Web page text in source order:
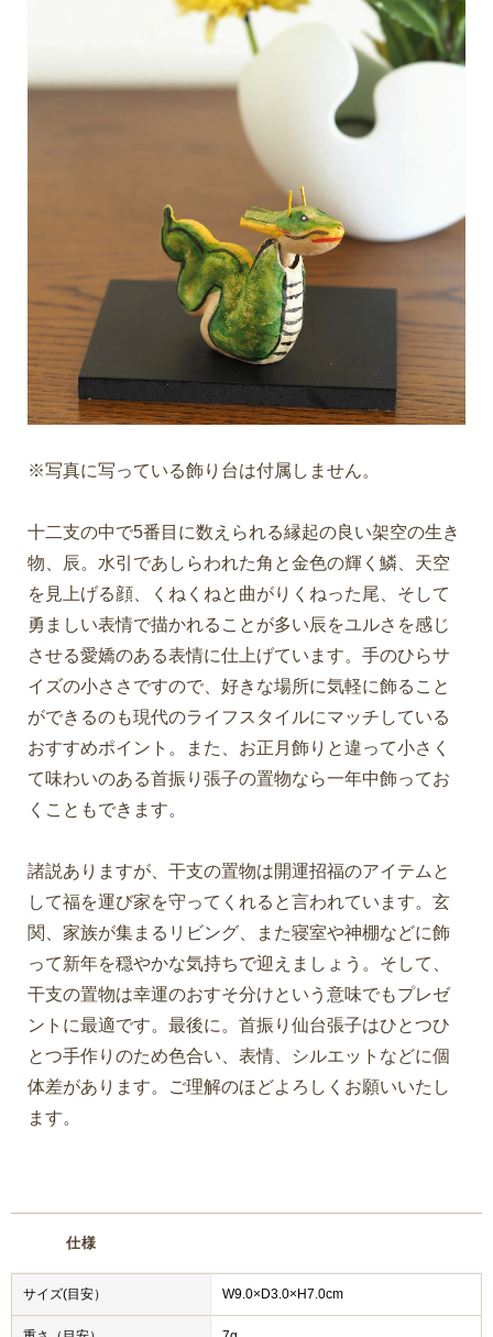
※写真に写っている飾り台は付属しません。
十二支の中で5番目に数えられる縁起の良い架空の生き
物、辰。水引であしらわれた角と金色の輝く鱗、天空
を見上げる顔、くねくねと曲がりくねった尾、そして
勇ましい表情で描かれることが多い辰をユルさを感じ
させる愛嬌のある表情に仕上げています。手のひらサ
イズの小ささですので、好きな場所に気軽に飾ること
ができるのも現代のライフスタイルにマッチしている
おすすめポイント。また、お正月飾りと違って小さく
て味わいのある首振り張子の置物なら一年中飾ってお
くこともできます。
諸説ありますが、干支の置物は開運招福のアイテムと
して福を運び家を守ってくれると言われています。玄
関、家族が集まるリビング、また寝室や神棚などに飾
って新年を穏やかな気持ちで迎えましょう。そして、
干支の置物は幸運のおすそ分けという意味でもプレゼ
ントに最適です。最後に。首振り仙台張子はひとつひ
とつ手作りのため色合い、表情、シルエットなどに個
体差があります。ご理解のほどよろしくお願いいたし
ます。
仕様
サイズ(目安） W9.0×D3.0×H7.0cm